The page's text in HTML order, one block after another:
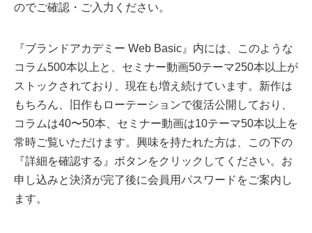
のでご確認・ご入力ください。
『ブランドアカデミー Web Basic』内には、このような
コラム500本以上と、セミナー動画50テーマ250本以上が
ストックされており、現在も増え続けています。新作は
もちろん、旧作もローテーションで復活公開しており、
コラムは40〜50本、セミナー動画は10テーマ50本以上を
常時ご覧いただけます。興味を持たれた方は、この下の
『詳細を確認する』ボタンをクリックしてください。お
申し込みと決済が完了後に会員用パスワードをご案内し
ます。